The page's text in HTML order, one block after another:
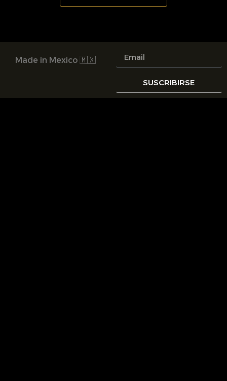
Made in Mexico 🇲🇽
SUSCRIBIRSE